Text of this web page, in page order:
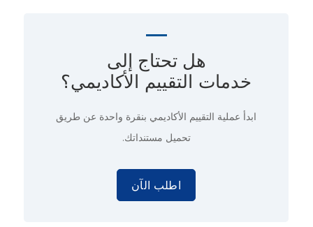
هل تحتاج إلى
خدمات التقييم الأكاديمي؟
ابدأ عملية التقييم الأكاديمي بنقرة واحدة عن طريق
تحميل مستنداتك.
اطلب الآن